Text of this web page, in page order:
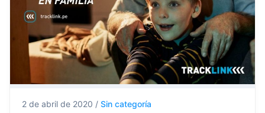
2 de abril de 2020 / Sin categoría